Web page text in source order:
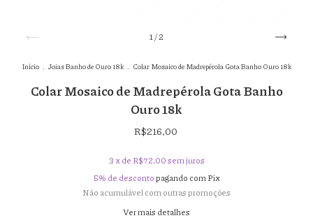
1/2
Início Joias Banho de Ouro 18k Colar Mosaico de Madrepérola Gota Banho Ouro 18k
Colar Mosaico de Madrepérola Gota Banho
Ouro 18k
R$216,00
3 x de R$72,00sem juros
5% de descontopagando com Pix
Não acumulável com outras promoções
Ver mais detalhes